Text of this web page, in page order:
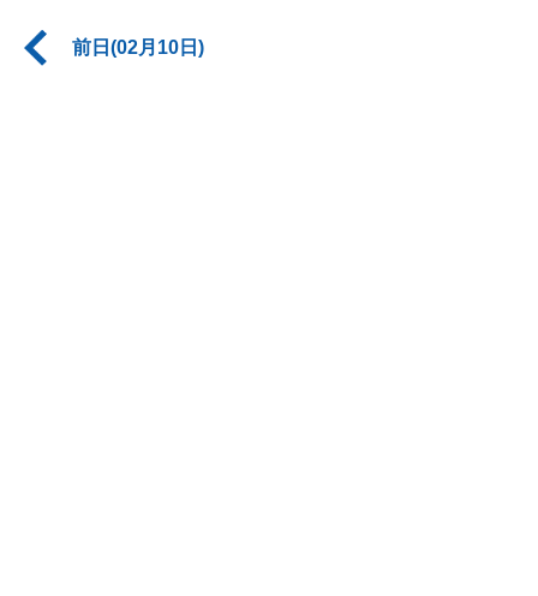
前日(02月10日)